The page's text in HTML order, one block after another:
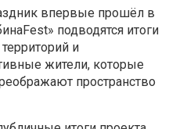
впервые прошёл в
подводятся итоги
и
жители, которые
пространство